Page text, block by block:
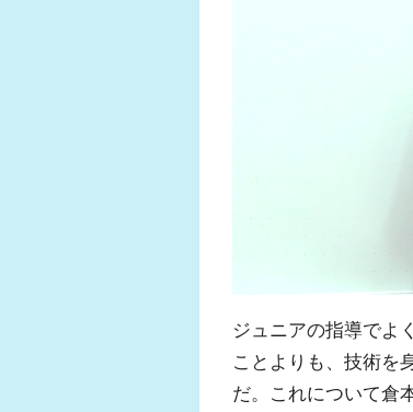
ジュニアの指導でよ
ことよりも、技術を
だ。これについて倉